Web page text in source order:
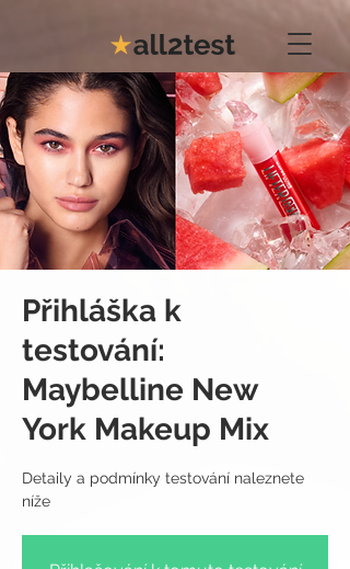
Přihláška k
testování:
Maybelline New
York Makeup Mix
Detaily a podmínky testování naleznete
níže